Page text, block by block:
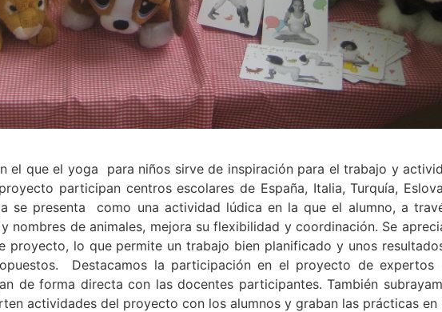
el que el yoga para niños sirve de inspiración para el trabajo y
participan centros escolares de España, Italia, Turquía,
se presenta como una actividad lúdica en la que el alumno, a
nombres de animales, mejora su flexibilidad y coordinación. Se
proyecto, lo que permite un trabajo bien planificado y unos
Destacamos la participación en el proyecto de expertos
de forma directa con las docentes participantes. También
actividades del proyecto con los alumnos y graban las prácticas en